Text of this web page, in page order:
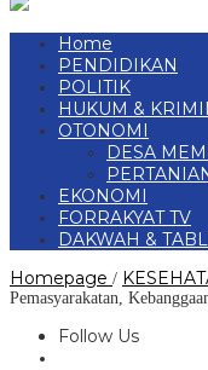
Home
PENDIDIKAN
POLITIK
HUKUM &
OTONOMI
DESA
EKONOMI
FORRAKYAT TV
DAKWAH &
Homepage /
Pemasyarakatan,
Follow Us